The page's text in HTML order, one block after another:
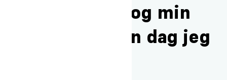
mine forældre og min
farmor med den dag jeg